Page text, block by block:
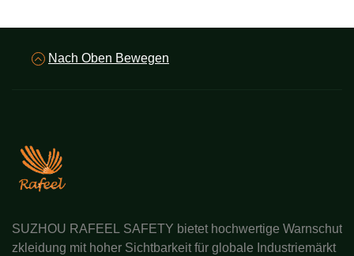
Nach Oben Bewegen
SUZHOU RAFEEL SAFETY bietet hochwertige Warnschut
zkleidung mit hoher Sichtbarkeit für globale Industriemärkt